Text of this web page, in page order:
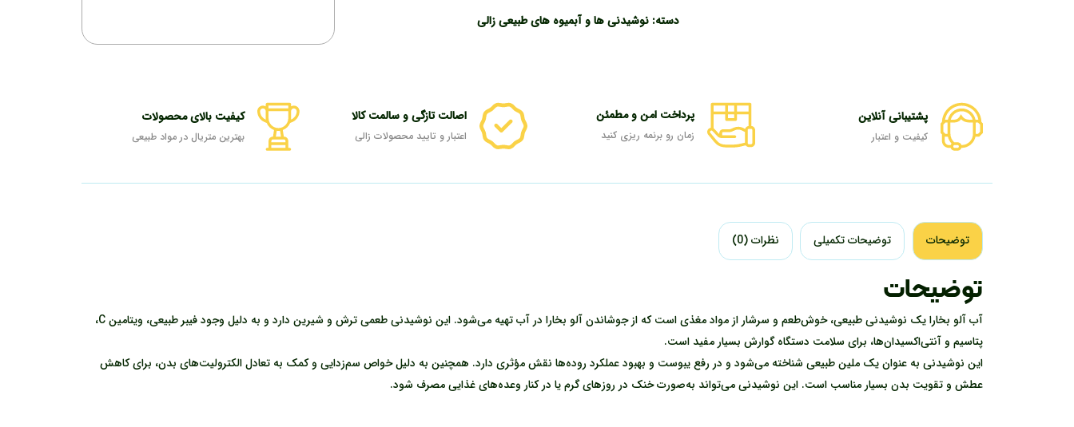
دسته: نوشیدنی ها و آبمیوه های طبیعی زالی
پشتیبانی آنلاین
کیفیت و اعتبار
پرداخت امن و مطمئن
زمان رو برنمه ریزی کنید
اصالت تازگی و سالمت کالا
اعتبار و تایید محصولات زالی
کیفیت بالای محصولات
بهترین متریال در مواد طبیعی
توضیحات توضیحات تکمیلی نظرات (0)
توضیحات
آب آلو بخارا یک نوشیدنی طبیعی، خوش‌طعم و سرشار از مواد مغذی است که از جوشاندن آلو بخارا در آب تهیه می‌شود. این نوشیدنی طعمی ترش و شیرین دارد و به دلیل وجود فیبر طبیعی، ویتامین C،
پتاسیم و آنتی‌اکسیدان‌ها، برای سلامت دستگاه گوارش بسیار مفید است.
این نوشیدنی به عنوان یک ملین طبیعی شناخته می‌شود و در رفع یبوست و بهبود عملکرد روده‌ها نقش مؤثری دارد. همچنین به دلیل خواص سم‌زدایی و کمک به تعادل الکترولیت‌های بدن، برای کاهش
عطش و تقویت بدن بسیار مناسب است. این نوشیدنی می‌تواند به‌صورت خنک در روزهای گرم یا در کنار وعده‌های غذایی مصرف شود.